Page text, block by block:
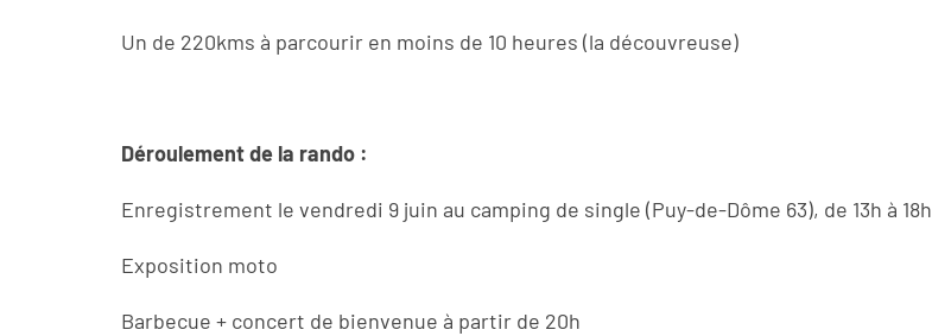
Un de 220kms à parcourir en moins de 10 heures (la découvreuse)
Déroulement de la rando :
Enregistrement le vendredi 9 juin au camping de single (Puy-de-Dôme 63), de 13h à 18h
Exposition moto
Barbecue + concert de bienvenue à partir de 20h